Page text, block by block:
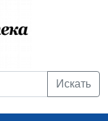
Искать